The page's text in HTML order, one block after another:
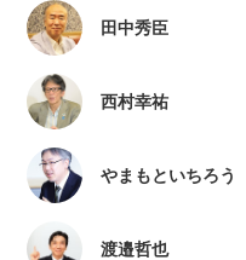
田中秀臣
西村幸祐
やまもといちろう
渡邉哲也